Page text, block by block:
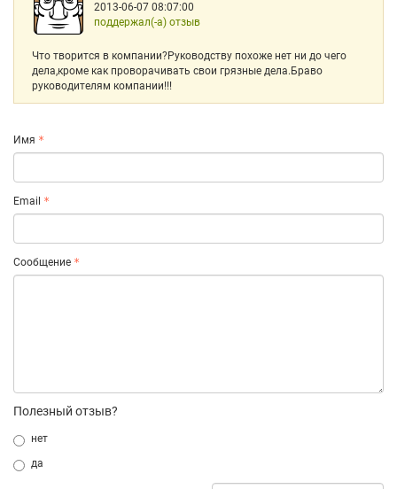
2013-06-07 08:07:00
поддержал(-а) отзыв
Что творится в компании?Руководству похоже нет ни до чего
дела,кроме как проворачивать свои грязные дела.Браво
руководителям компании!!!
Имя
Email
Сообщение
Полезный отзыв?
нет
да